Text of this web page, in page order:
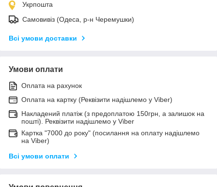
Укрпошта
Самовивіз (Одеса, р-н Черемушки)
Всі умови доставки
Умови оплати
Оплата на рахунок
Оплата на картку (Реквізити надішлемо у Viber)
Накладений платіж (з предоплатою 150грн, а залишок на
пошті). Реквізити надішлемо у Viber
Картка "7000 до року" (посилання на оплату надішлемо
на Viber)
Всі умови оплати